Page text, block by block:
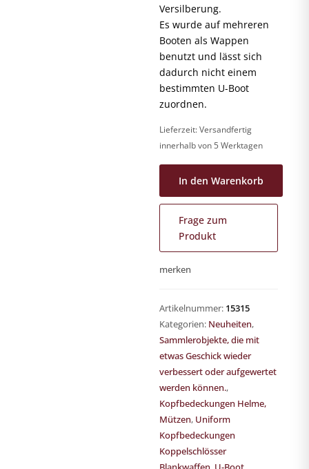
Versilberung.
Es wurde auf mehreren
Booten als Wappen
benutzt und lässt sich
dadurch nicht einem
bestimmten U-Boot
zuordnen.
Lieferzeit:Versandfertig
innerhalb von 5 Werktagen
In den Warenkorb
merken
Frage zum
Produkt
Artikelnummer: 15315
Kategorien: Neuheiten,
Sammlerobjekte, die mit
etwas Geschick wieder
verbessert oder aufgewertet
werden können.,
Kopfbedeckungen Helme,
Mützen, Uniform
Kopfbedeckungen
Koppelschlösser